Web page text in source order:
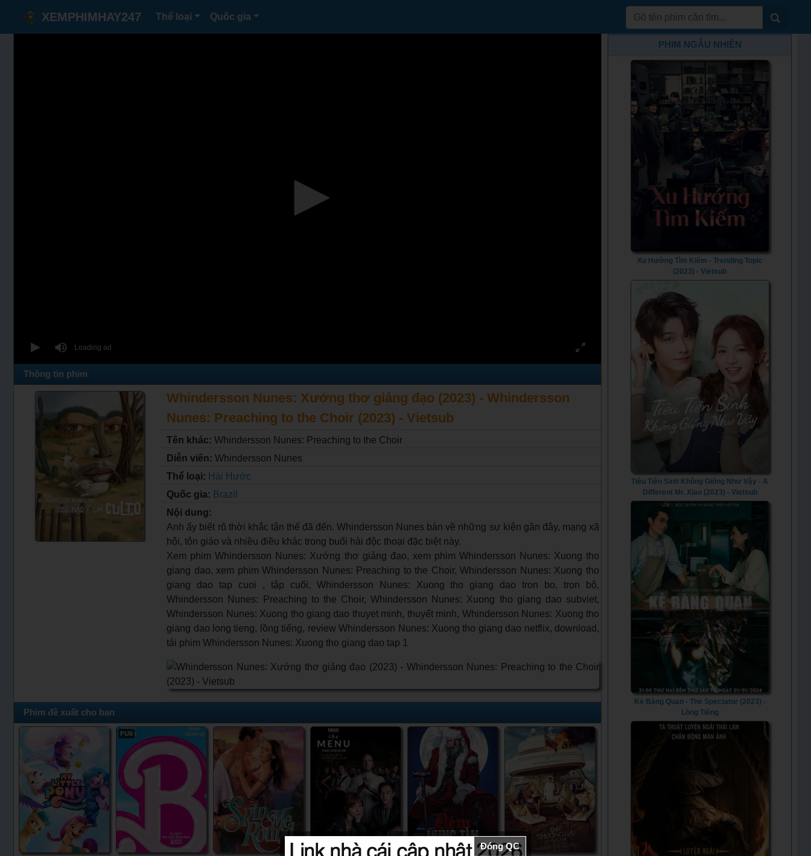
XEMPHIMHAY247 Thể loại Quốc gia
Thông tin phim
Whindersson Nunes: Xướng thơ giảng đạo (2023) - Whindersson
Nunes: Preaching to the Choir (2023) - Vietsub
Tên khác:Whindersson Nunes: Preaching to the Choir
Diễn viên:Whindersson Nunes
Thể loại: Hài Hước
Quốc gia: Brazil
Nội dung:
Anh ấy biết rõ thời khắc tận thế đã đến. Whindersson Nunes bàn về những sự kiện gần đây, mạng xã
hội, tôn giáo và nhiều điều khác trong buổi hài độc thoại đặc biệt này.
Xem phim Whindersson Nunes: Xướng thơ giảng đạo, xem phim Whindersson Nunes: Xuong tho
giang dao, xem phim Whindersson Nunes: Preaching to the Choir, Whindersson Nunes: Xuong tho
giang dao tap cuoi , tập cuối, Whindersson Nunes: Xuong tho giang dao tron bo, trọn bộ,
Whindersson Nunes: Preaching to the Choir, Whindersson Nunes: Xuong tho giang dao subviet,
Whindersson Nunes: Xuong tho giang dao thuyet minh, thuyết minh, Whindersson Nunes: Xuong tho
giang dao long tieng, lồng tiếng, review Whindersson Nunes: Xuong tho giang dao netflix, download,
tải phim Whindersson Nunes: Xuong tho giang dao tap 1
Phim đề xuất cho bạn
FUll
PHIM NGẪU NHIÊN
Xu Hướng Tìm Kiếm - Trending Topic
(2023) - Vietsub
Tiêu Tiên Sinh Không Giống Như Vậy - A
Different Mr. Xiao (2023) - Vietsub
Kẻ Bàng Quan - The Spectator (2023) -
Lồng Tiếng
Đóng QC